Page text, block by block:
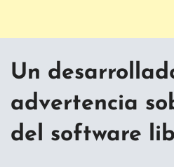
Un
advertencia
del software